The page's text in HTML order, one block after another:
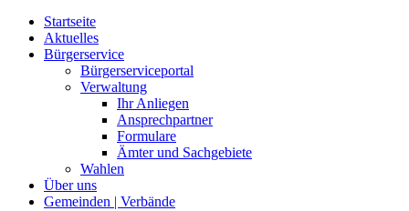
Startseite
Aktuelles
Bürgerservice
Bürgerserviceportal
Verwaltung
Ihr Anliegen
Ansprechpartner
Formulare
Ämter und Sachgebiete
Wahlen
Über uns
Gemeinden | Verbände